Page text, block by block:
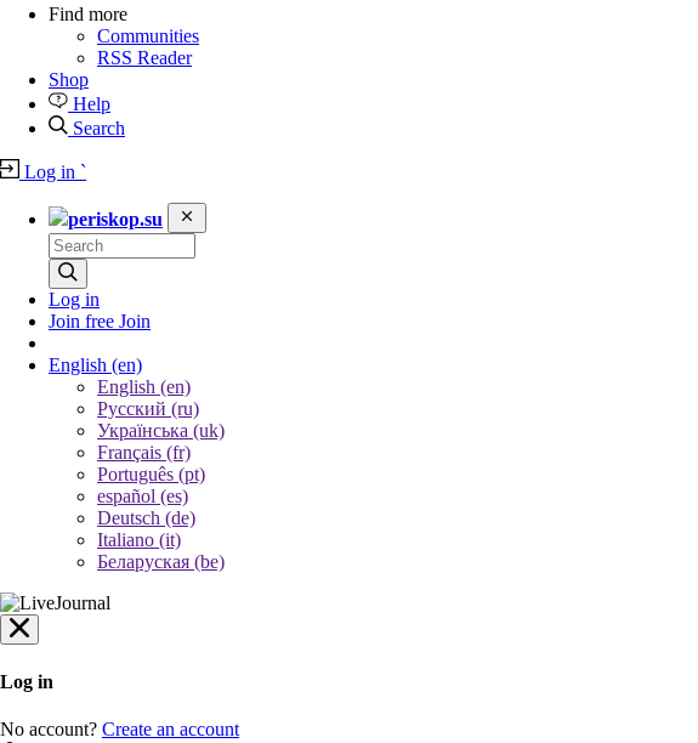
Find more
Communities
RSS Reader
Shop
Help
Search
Log in `
periskop.su
Log in
Join free Join
English (en)
English (en)
Русский (ru)
Українська (uk)
Français (fr)
Português (pt)
español (es)
Deutsch (de)
Italiano (it)
Беларуская (be)
Log in
No account? Create an account